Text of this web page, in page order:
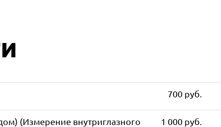
700 руб.
(Измерение внутриглазного 1 000 руб.